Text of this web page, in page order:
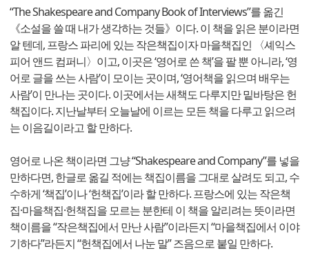
“The Shakespeare and Company Book of Interviews”를 옮긴
《소설을 쓸 때 내가 생각하는 것들》이다. 이 책을 읽은 분이라면
알 텐데, 프랑스 파리에 있는 작은책집이자 마을책집인 〈셰익스
피어 앤드 컴퍼니〉이고, 이곳은 ‘영어로 쓴 책’을 팔 뿐 아니라, ‘영
어로 글을 쓰는 사람’이 모이는 곳이며, ‘영어책을 읽으며 배우는
사람’이 만나는 곳이다. 이곳에서는 새책도 다루지만 밑바탕은 헌
책집이다. 지난날부터 오늘날에 이르는 모든 책을 다루고 읽으려
는 이음길이라고 할 만하다.
영어로 나온 책이라면 그냥 “Shakespeare and Company”를 넣을
만하다면, 한글로 옮길 적에는 책집이름을 그대로 살려도 되고, 수
수하게 ‘책집’이나 ‘헌책집’이라 할 만하다. 프랑스에 있는 작은책
집·마을책집·헌책집을 모르는 분한테 이 책을 알리려는 뜻이라면
책이름을 “작은책집에서 만난 사람”이라든지 “마을책집에서 이야
기하다”라든지 “헌책집에서 나눈 말” 즈음으로 붙일 만하다.